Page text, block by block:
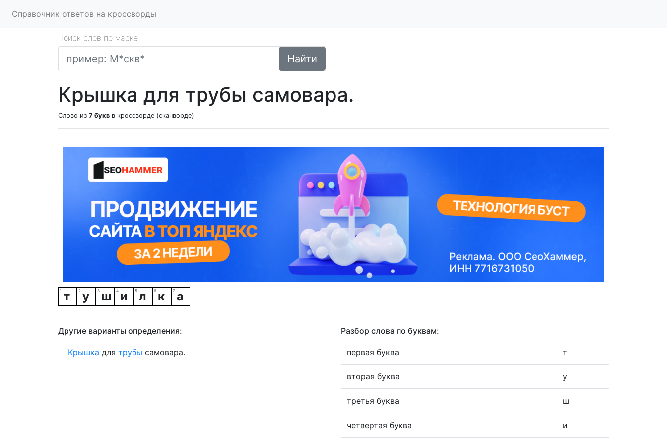
Справочник ответов на кроссворды
Поиск слов по маске
Найти
Крышка для трубы самовара.
Слово из 7 букв в кроссворде (сканворде)
т у ш и л к а
Другие варианты определения:
Крышка для трубы самовара.
Разбор слова по буквам:
первая буква т
вторая буква у
третья буква ш
четвертая буква и